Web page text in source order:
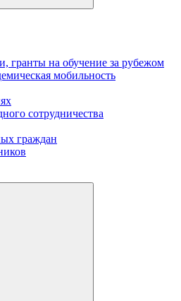
гранты на обучение за рубежом
мобильность
сотрудничества
граждан